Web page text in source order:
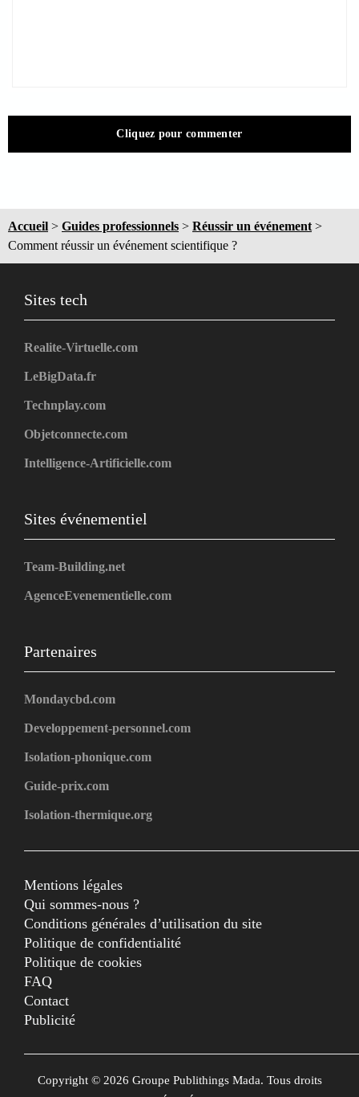
Cliquez pour commenter
Accueil > Guides professionnels > Réussir un événement>
Comment réussir un événement scientifique ?
Sites tech
Realite-Virtuelle.com
LeBigData.fr
Technplay.com
Objetconnecte.com
Intelligence-Artificielle.com
Sites événementiel
Team-Building.net
AgenceEvenementielle.com
Partenaires
Mondaycbd.com
Developpement-personnel.com
Isolation-phonique.com
Guide-prix.com
Isolation-thermique.org
Mentions légales
Qui sommes-nous ?
Conditions générales d’utilisation du site
Politique de confidentialité
Politique de cookies
FAQ
Contact
Publicité
Copyright © 2026 Groupe Publithings Mada. Tous droits